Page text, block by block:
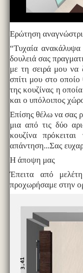
Ερώτηση
“Τυχαία
δουλειά σας
με τη σειρά μου να
σπίτι μου στο
της κουζίνας η
και ο υπόλοιπος
Επίσης θέλω να σας
μια από τις δύο
κουζίνα
απάντηση...Σας
Η άποψη μας
Έπειτα από
προχωρήσαμε στην